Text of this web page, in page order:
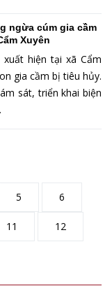
ngừa cúm gia cầm
Xuyên
hiện tại xã Cẩm
gia cầm bị tiêu hủy.
sát, triển khai biện
5 6
11 12